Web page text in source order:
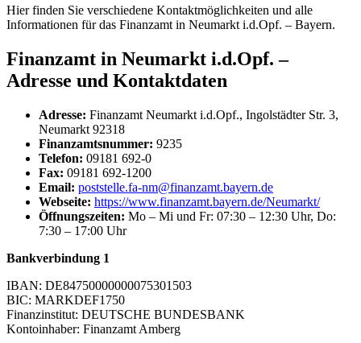
Hier finden Sie verschiedene Kontaktmöglichkeiten und alle
Informationen für das Finanzamt in Neumarkt i.d.Opf. – Bayern.
Finanzamt in Neumarkt i.d.Opf. –
Adresse und Kontaktdaten
Adresse: Finanzamt Neumarkt i.d.Opf., Ingolstädter Str. 3,
Neumarkt 92318
Finanzamtsnummer: 9235
Telefon: 09181 692-0
Fax: 09181 692-1200
Email: poststelle.fa-nm@finanzamt.bayern.de
Webseite: https://www.finanzamt.bayern.de/Neumarkt/
Öffnungszeiten: Mo – Mi und Fr: 07:30 – 12:30 Uhr, Do:
7:30 – 17:00 Uhr
Bankverbindung 1
IBAN: DE84750000000075301503
BIC: MARKDEF1750
Finanzinstitut: DEUTSCHE BUNDESBANK
Kontoinhaber: Finanzamt Amberg